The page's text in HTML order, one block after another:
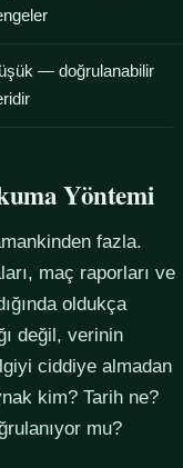
— doğrulanabilir
Yöntemi
fazla.
maç raporları ve
oldukça
değil, verinin
ciddiye almadan
kim? Tarih ne?
mu?